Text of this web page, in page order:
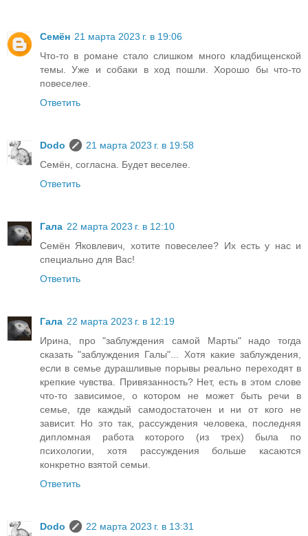
Семён 21 марта 2023 г. в 19:06
Что-то в романе стало слишком много кладбищенской
темы. Уже и собаки в ход пошли. Хорошо бы что-то
повеселее.
Ответить
Dodo
21 марта 2023 г. в 19:58
Семён, согласна. Будет веселее.
Ответить
Гала 22 марта 2023 г. в 12:10
Семён Яковлевич, хотите повеселее? Их есть у нас и
специально для Вас!
Ответить
Гала 22 марта 2023 г. в 12:19
Ирина, про "заблуждения самой Марты" надо тогда
сказать "заблуждения Галы"... Хотя какие заблуждения,
если в семье дурашливые порывы реально переходят в
крепкие чувства. Привязанность? Нет, есть в этом слове
что-то зависимое, о котором не может быть речи в
семье, где каждый самодостаточен и ни от кого не
зависит. Но это так, рассуждения человека, последняя
дипломная работа которого (из трех) была по
психологии, хотя рассуждения больше касаются
конкретно взятой семьи.
Ответить
Dodo
22 марта 2023 г. в 13:31